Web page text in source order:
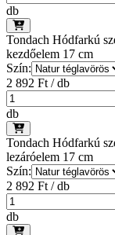
db
Tondach Hódfarkú
kezdőelem 17 cm
Szín:
2 892 Ft / db
db
Tondach Hódfarkú
lezáróelem 17 cm
Szín:
2 892 Ft / db
db